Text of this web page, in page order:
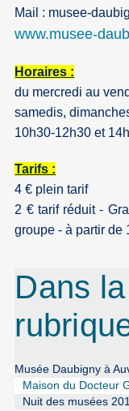
Mail : musee-
www.musee-
Horaires :
du mercredi au
samedis,
10h30-12h30 et
Tarifs :
4 € plein tarif
2 € tarif réduit -
groupe - à partir de
Dans
Musée Daubigny à
Maison du Docteur
Nuit des musées